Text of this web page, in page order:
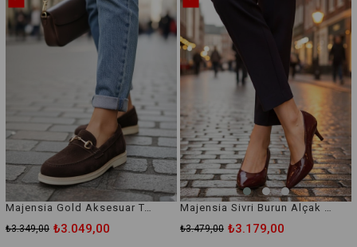
Majensia Gold Aksesuar Takalı Loafer Ayakkabı
₺3.049,00
₺3.349,00
Majensia Sivri Burun Alçak Topuklu Ayakkabı
₺3.179,00
₺3.479,00